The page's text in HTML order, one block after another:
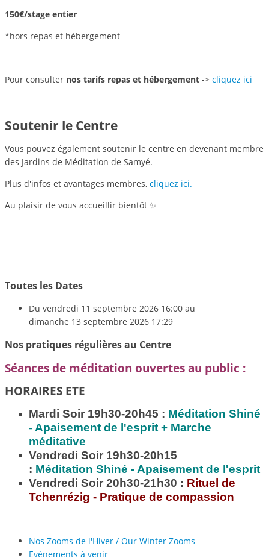
150€/stage entier
*hors repas et hébergement
Pour consulter nos tarifs repas et hébergement -> cliquez ici
Soutenir le Centre
Vous pouvez également soutenir le centre en devenant membre
des Jardins de Méditation de Samyé.
Plus d'infos et avantages membres, cliquez ici.
Au plaisir de vous accueillir bientôt ✨
Toutes les Dates
Du vendredi 11 septembre 2026 16:00 au
dimanche 13 septembre 2026 17:29
Nos pratiques régulières au Centre
Séances de méditation ouvertes au public :
HORAIRES ETE
Mardi Soir 19h30-20h45 : Méditation Shiné
- Apaisement de l'esprit + Marche
méditative
Vendredi Soir 19h30-20h15
: Méditation Shiné - Apaisement de l'esprit
Vendredi Soir 20h30-21h30 : Rituel de
Tchenrézig - Pratique de compassion
Nos Zooms de l'Hiver / Our Winter Zooms
Evènements à venir